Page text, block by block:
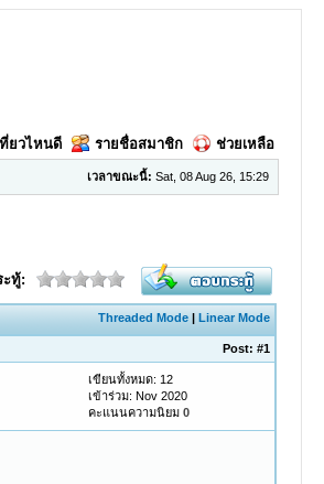
ที่ยวไหนดี รายชื่อสมาชิก ช่วยเหลือ
เวลาขณะนี้: Sat, 08 Aug 26, 15:29
ทู้:
Threaded Mode |Linear Mode
Post:#1
เขียนทั้งหมด: 12
เข้าร่วม: Nov 2020
คะแนนความนิยม0